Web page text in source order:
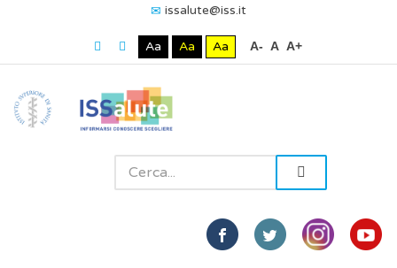
issalute@iss.it
Aa Aa Aa A- A A+